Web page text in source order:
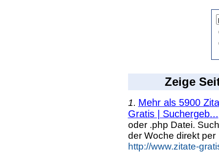
Zeige
1. Mehr als 5900
Gratis | Suchergeb...
oder .php Datei.
der Woche direkt per
http://www.zitate-